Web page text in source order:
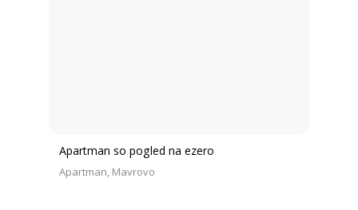
Apartman so pogled na ezero
Apartman Mavrovo